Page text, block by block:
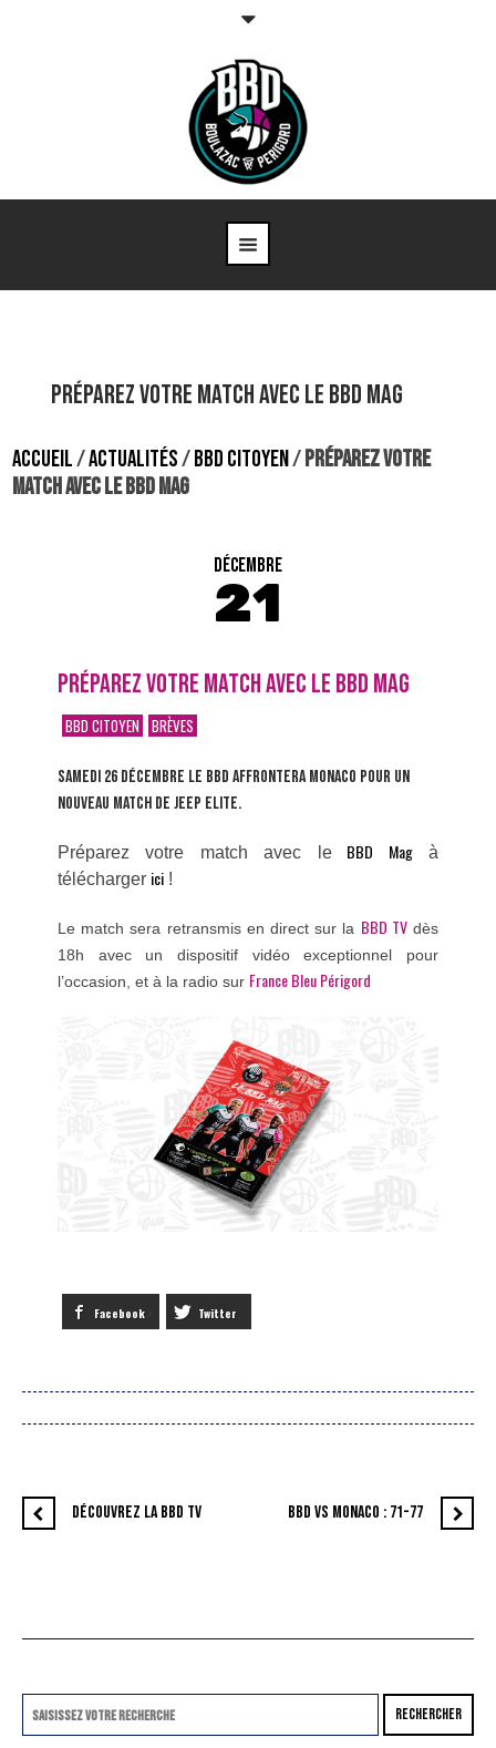
Préparez votre match avec le BBD Mag
ACCUEIL/ACTUALITÉS/BBD CITOYEN/PRÉPAREZ VOTRE
MATCH AVEC LE BBD MAG
DÉCEMBRE
21
PRÉPAREZ VOTRE MATCH AVEC LE BBD MAG
BBD CITOYEN BRÈVES
SAMEDI 26 DÉCEMBRE LE BBD AFFRONTERA MONACO POUR UN
NOUVEAU MATCH DE JEEP ELITE.
Préparez votre match avec leBBD Magà
télécharger ici !
Le match sera retransmis en direct sur la BBD TVdès
18h avec un dispositif vidéo exceptionnel pour
l’occasion, et à la radio sur France Bleu Périgord
Facebook Twitter
BBD VS MONACO : 71-77
DÉCOUVREZ LA BBD TV
RECHERCHER